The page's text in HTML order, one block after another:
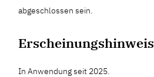
abgeschlossen sein.
Erscheinungshinweis
In Anwendung seit 2025.